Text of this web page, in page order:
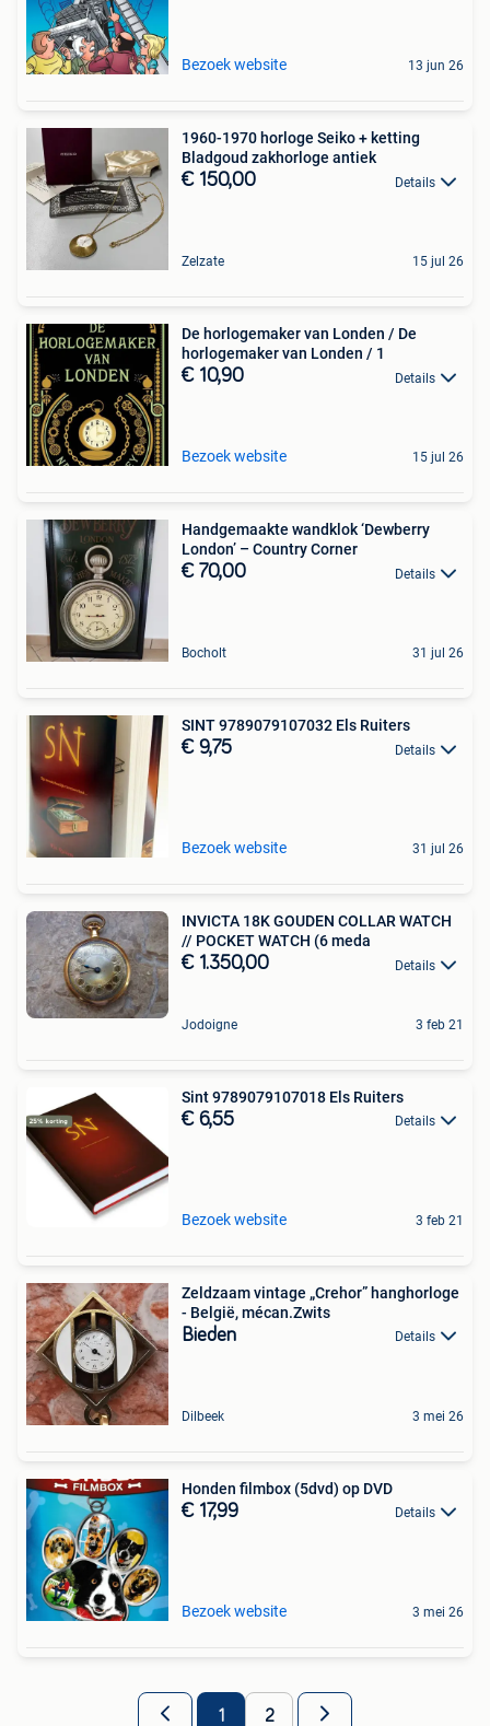
Bezoek website 13 jun 26
1960-1970 horloge Seiko + ketting
Bladgoud zakhorloge antiek
€ 150,00 Details
Zelzate 15 jul 26
De horlogemaker van Londen / De
horlogemaker van Londen / 1
€ 10,90 Details
Bezoek website 15 jul 26
Handgemaakte wandklok ‘Dewberry
London’ – Country Corner
€ 70,00 Details
Bocholt 31 jul 26
SINT 9789079107032 Els Ruiters
€ 9,75 Details
Bezoek website 31 jul 26
INVICTA 18K GOUDEN COLLAR WATCH
// POCKET WATCH (6 meda
€ 1.350,00 Details
Jodoigne 3 feb 21
Sint 9789079107018 Els Ruiters
€ 6,55 Details
Bezoek website 3 feb 21
Zeldzaam vintage „Crehor” hanghorloge
- België, mécan.Zwits
Bieden Details
Dilbeek 3 mei 26
Honden filmbox (5dvd) op DVD
€ 17,99 Details
Bezoek website 3 mei 26
1 2